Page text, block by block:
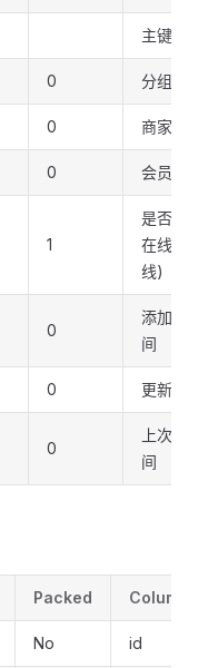
主键
0 分组id
0 商家客
0 会员id
1
是否在
在线 0:
线)
0
添加好
间
0 更新时
0
上次在
间
Packed Column
No id